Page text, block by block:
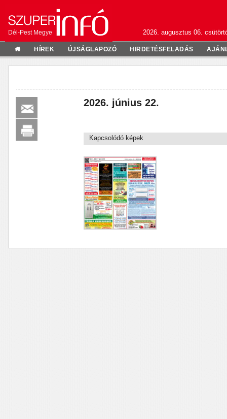
Dél-Pest Megye 2026. augusztus 06.
HÍREK ÚJSÁGLAPOZÓ HIRDETÉSFELADÁS
2026. június 22.
Kapcsolódó képek